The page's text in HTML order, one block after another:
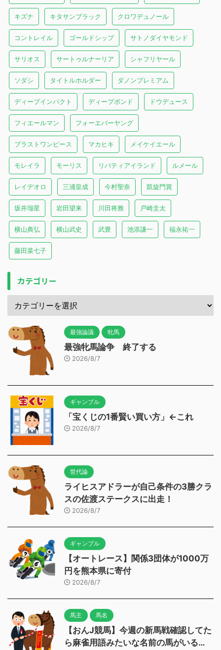
キズナ キタサンブラック クロワデュノール
コントレイル ゴールドシップ サトノダイヤモンド
サリオス サートゥルナーリア シャフリヤール
ソダシ タイトルホルダー ダノンプレミアム
ディープインパクト ディープボンド ドウデュース
フィエールマン フォーエバーヤング
ブラストワンピース マカヒキ メイケイエール
モレイラ モーリス リバティアイランド ルメール
レイデオロ 三浦皇成 今村聖奈 凱旋門賞
坂井瑠星 岩田望来 川田将雅 戸崎圭太
横山典弘 横山武史 武豊 池添謙一 福永祐一
藤田菜七子
カテゴリー
最強論議 牝馬
最強牝馬論争 終了する
2026/8/7
ギャンブル
「宝くじの1番賢い買い方」←これ
2026/8/7
世代論
ライヒスアドラーが自己条件の3勝クラ
スの佐渡ステークスに出走！
2026/8/7
ギャンブル
【オートレース】関係3団体が1000万
円を熊本県に寄付
2026/8/7
馬主 馬名
【おんJ競馬】今週の新馬戦確認してた
ら麻雀用語みたいな名前の馬がいる…